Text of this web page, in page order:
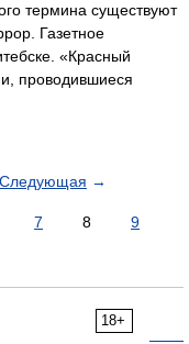
термина существуют
Газетное
«Красный
проводившиеся
Следующая →
7 8
9
18+